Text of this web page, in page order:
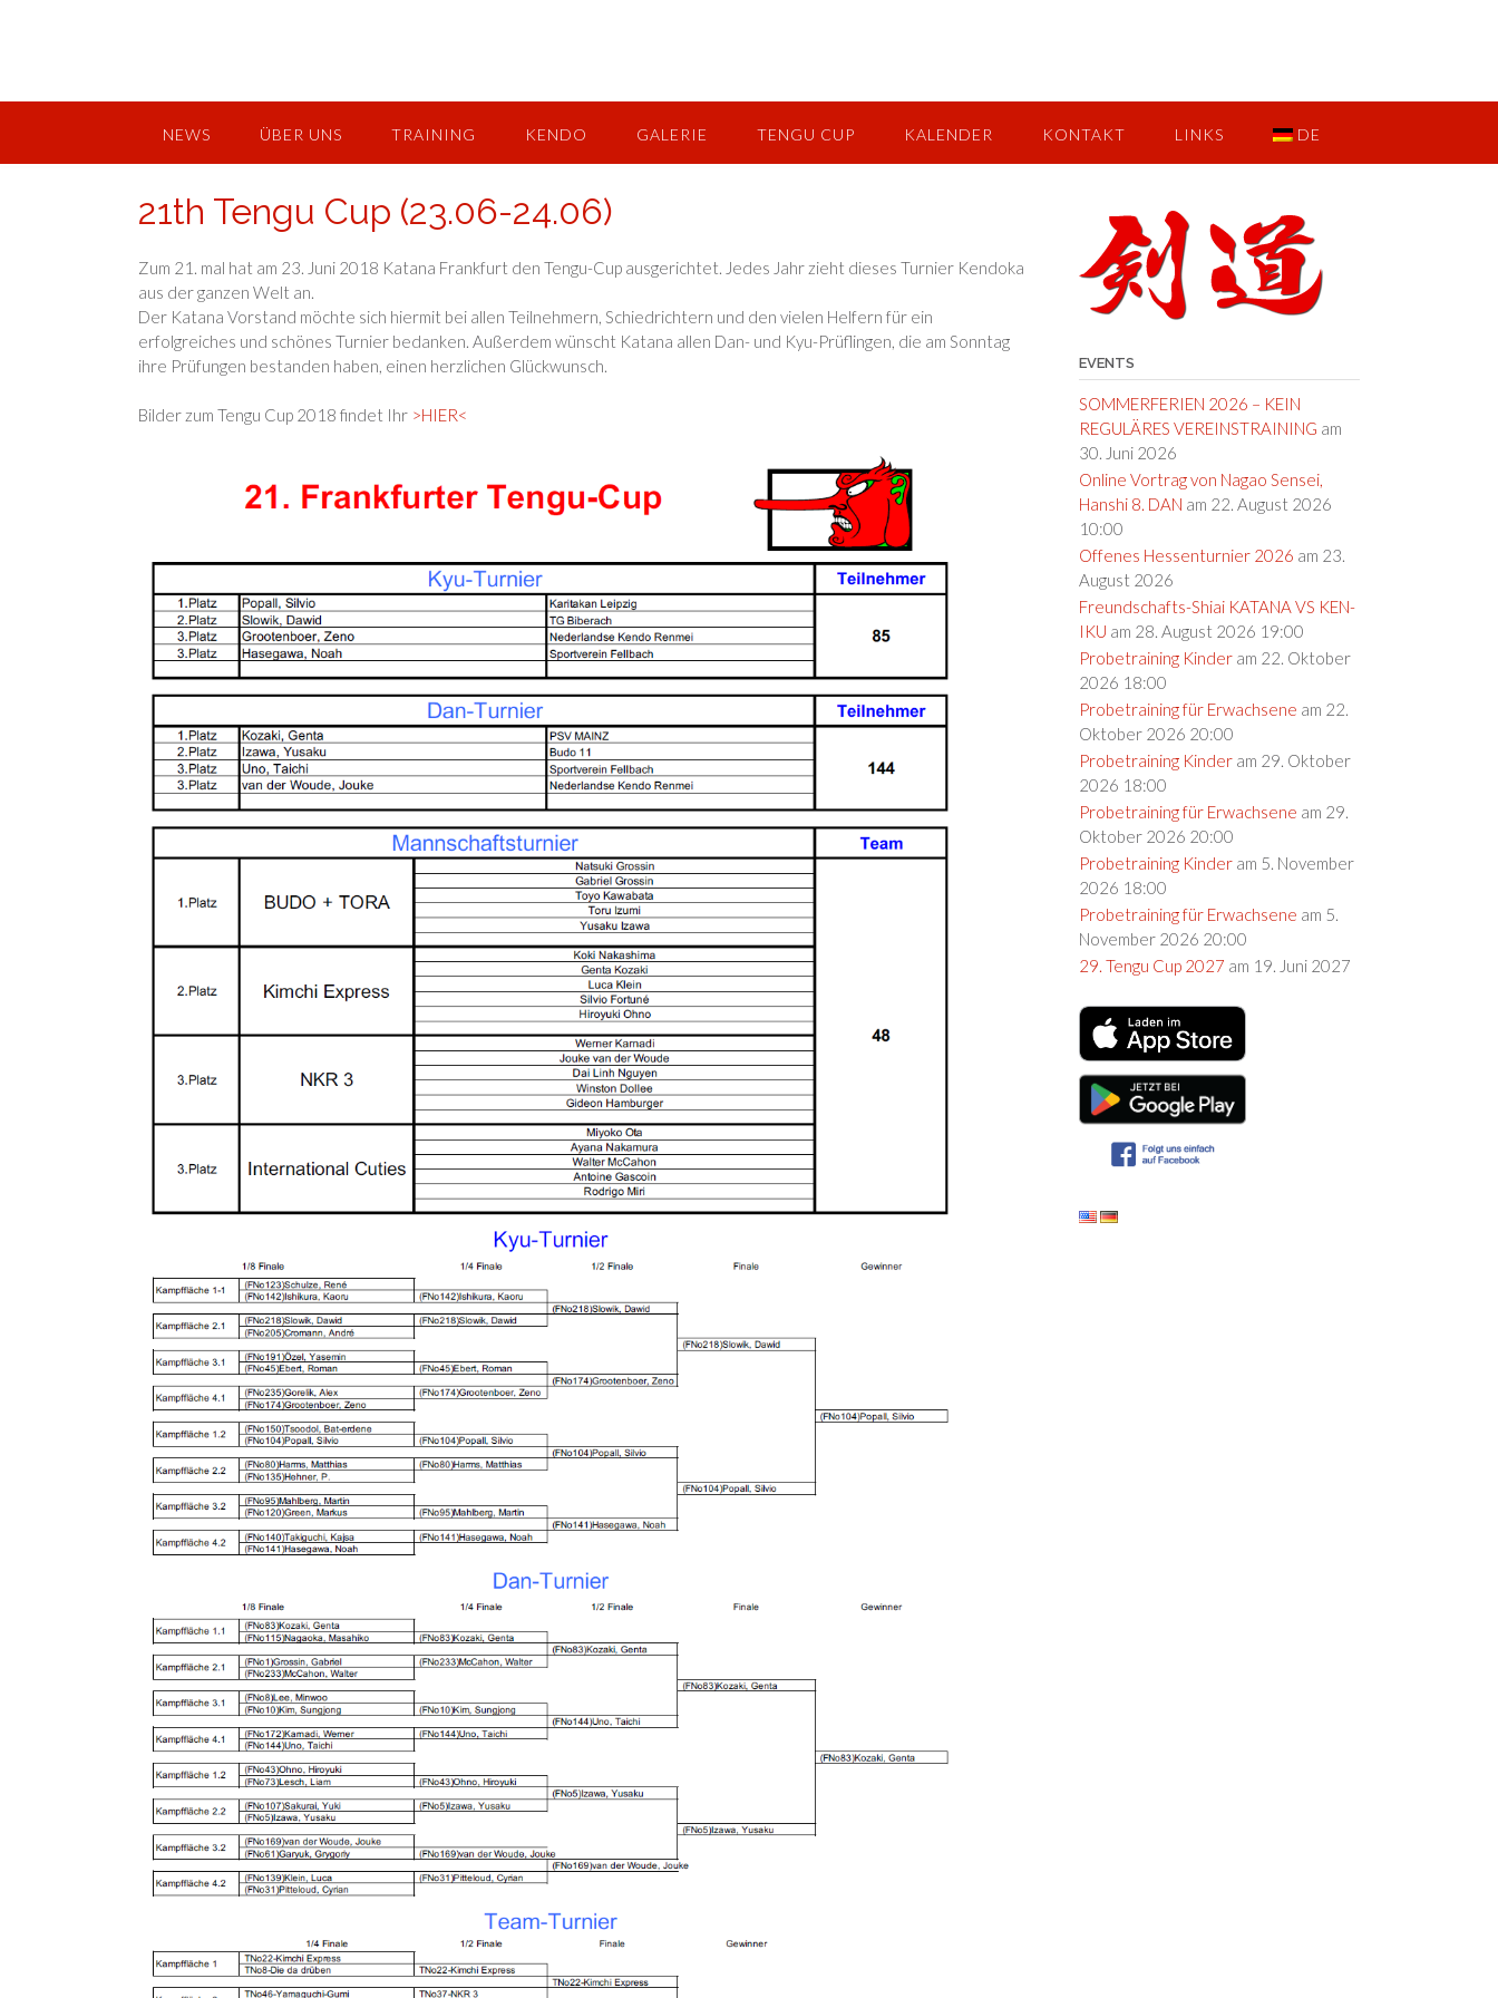
NEWS ÜBER UNS TRAINING KENDO GALERIE TENGU CUP KALENDER KONTAKT LINKS DE
21th Tengu Cup (23.06-24.06)
Zum 21. mal hat am 23. Juni 2018 Katana Frankfurt den Tengu-Cup ausgerichtet. Jedes Jahr zieht dieses Turnier Kendoka
aus der ganzen Welt an.
Der Katana Vorstand möchte sich hiermit bei allen Teilnehmern, Schiedrichtern und den vielen Helfern für ein
erfolgreiches und schönes Turnier bedanken. Außerdem wünscht Katana allen Dan- und Kyu-Prüflingen, die am Sonntag
ihre Prüfungen bestanden haben, einen herzlichen Glückwunsch.
Bilder zum Tengu Cup 2018 findet Ihr >HIER<
EVENTS
SOMMERFERIEN 2026 – KEIN
REGULÄRES VEREINSTRAINING am
30. Juni 2026
Online Vortrag von Nagao Sensei,
Hanshi 8. DAN am 22. August 2026
10:00
Offenes Hessenturnier 2026 am 23.
August 2026
Freundschafts-Shiai KATANA VS KEN-
IKU am 28. August 2026 19:00
Probetraining Kinderam 22. Oktober
2026 18:00
Probetraining für Erwachsene am 22.
Oktober 2026 20:00
Probetraining Kinderam 29. Oktober
2026 18:00
Probetraining für Erwachsene am 29.
Oktober 2026 20:00
Probetraining Kinderam 5. November
2026 18:00
Probetraining für Erwachsene am 5.
November 2026 20:00
29. Tengu Cup 2027 am 19. Juni 2027